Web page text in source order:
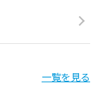
一覧を見る